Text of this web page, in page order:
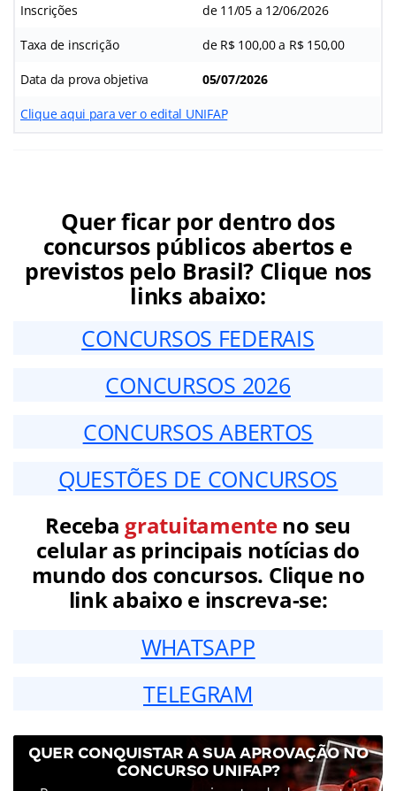
Inscrições de 11/05 a 12/06/2026
Taxa de inscrição de R$ 100,00 a R$ 150,00
Data da prova objetiva 05/07/2026
Clique aqui para ver o edital UNIFAP
Quer ficar por dentro dos
concursos públicos abertos e
previstos pelo Brasil? Clique nos
links abaixo:
CONCURSOS FEDERAIS
CONCURSOS 2026
CONCURSOS ABERTOS
QUESTÕES DE CONCURSOS
Receba gratuitamenteno seu
celular as principais notícias do
mundo dos concursos. Clique no
link abaixo e inscreva-se:
WHATSAPP
TELEGRAM
QUER CONQUISTAR A SUA APROVAÇÃO NO
CONCURSO UNIFAP?